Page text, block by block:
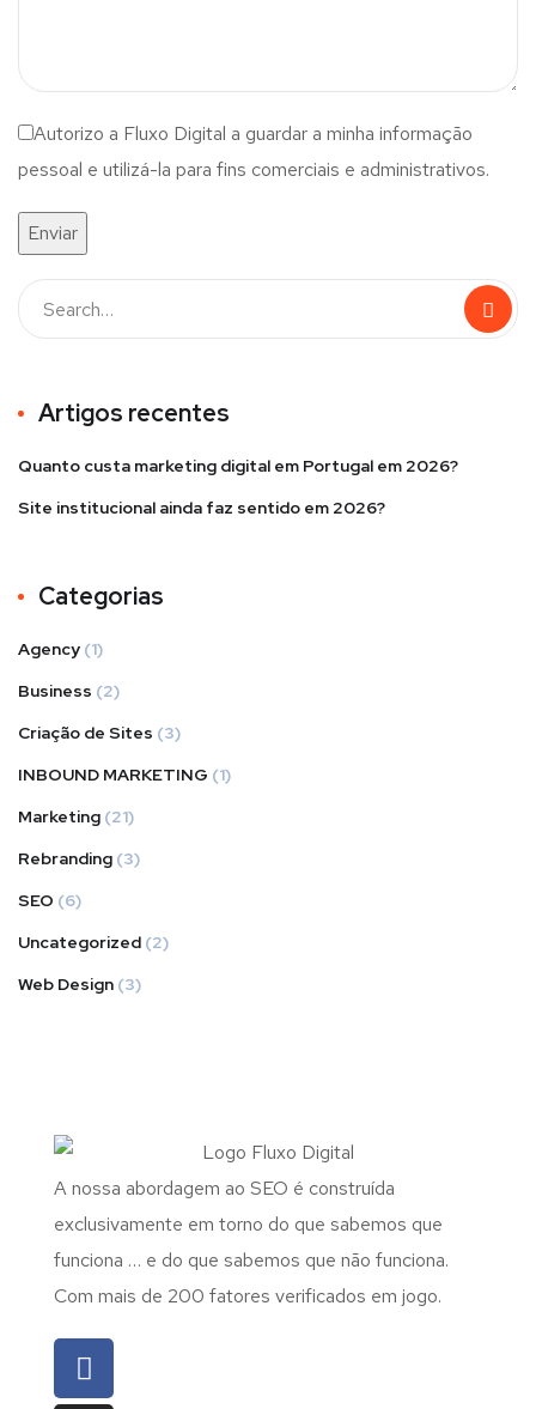
Autorizo a Fluxo Digital a guardar a minha informação
pessoal e utilizá-la para fins comerciais e administrativos.
Enviar
Artigos recentes
Quanto custa marketing digital em Portugal em 2026?
Site institucional ainda faz sentido em 2026?
Categorias
Agency (1)
Business (2)
Criação de Sites (3)
INBOUND MARKETING (1)
Marketing (21)
Rebranding (3)
SEO (6)
Uncategorized (2)
Web Design (3)
A nossa abordagem ao SEO é construída
exclusivamente em torno do que sabemos que
funciona … e do que sabemos que não funciona.
Com mais de 200 fatores verificados em jogo.